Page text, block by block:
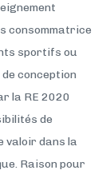
consommatrice
sportifs ou
conception
la RE 2020
de
valoir dans la
Raison pour